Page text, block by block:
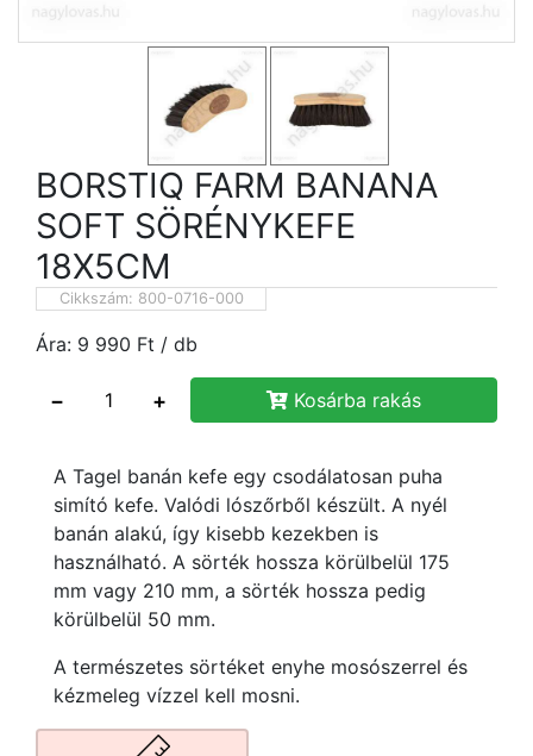
BORSTIQ FARM BANANA
SOFT SÖRÉNYKEFE
18X5CM
Cikkszám: 800-0716-000
Ára: 9 990 Ft / db
− + Kosárba rakás
A Tagel banán kefe egy csodálatosan puha
simító kefe. Valódi lószőrből készült. A nyél
banán alakú, így kisebb kezekben is
használható. A sörték hossza körülbelül 175
mm vagy 210 mm, a sörték hossza pedig
körülbelül 50 mm.
A természetes sörtéket enyhe mosószerrel és
kézmeleg vízzel kell mosni.